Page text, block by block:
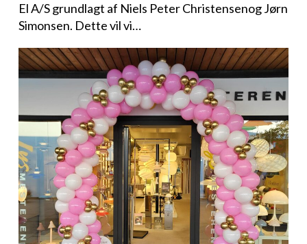
El A/S grundlagt af Niels Peter Christensenog Jørn
Simonsen. Dette vil vi…